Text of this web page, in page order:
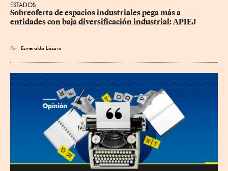
ESTADOS
Sobreoferta de espacios industriales pega más a
entidades con baja diversificación industrial: APIEJ
Por Esmeralda Lázaro